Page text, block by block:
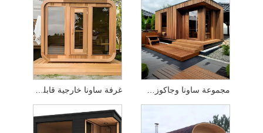
غرفة ساونا خارجية قابلة للتخصيص مع موقد ساونا